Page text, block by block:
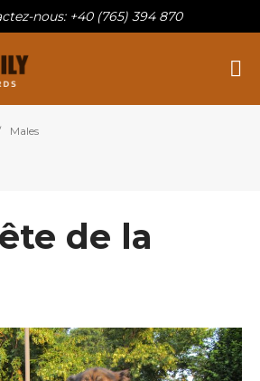
Blog
nous: +40 (765) 394 870
Males
de la